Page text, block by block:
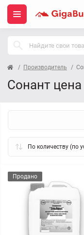
Производитель
Сонант
Продано